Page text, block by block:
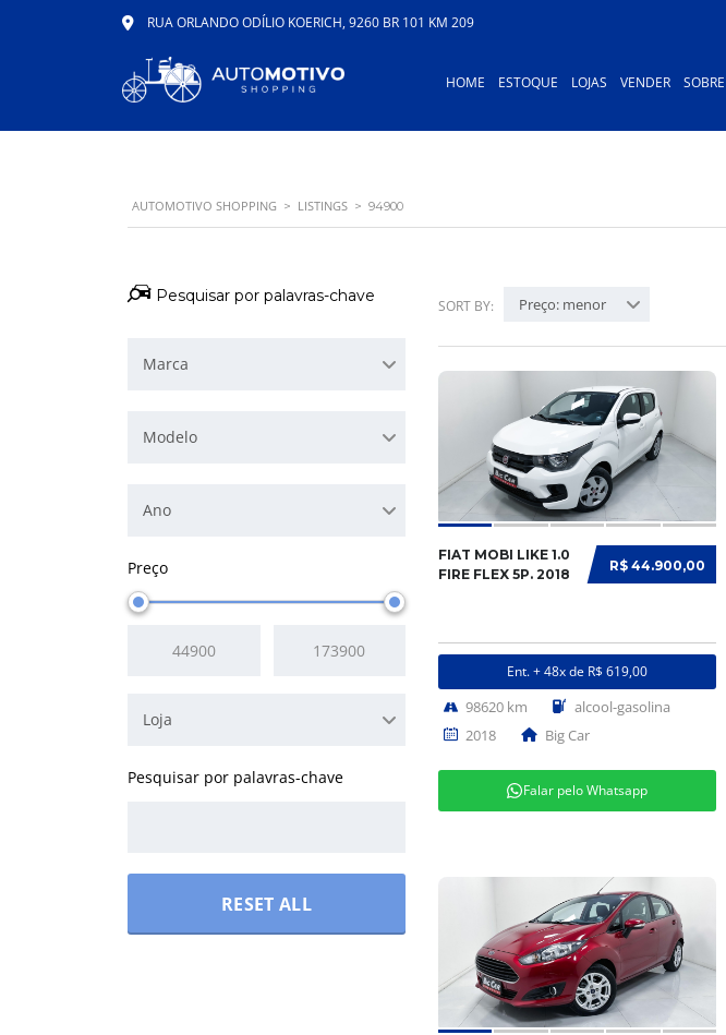
RUA ORLANDO ODÍLIO KOERICH, 9260 BR 101 KM 209
HOME ESTOQUE LOJAS VENDER SOBRE
AUTOMOTIVO SHOPPING > LISTINGS > 94900
Marca
Modelo
Ano
Preço
Loja
RESET ALL
SORT BY: Preço: menor
R$ 44.900,00
FIAT MOBI LIKE 1.0
FIRE FLEX 5P. 2018
Ent. + 48x de R$ 619,00
98620 km
alcool-gasolina
2018
Big Car
Falar pelo Whatsapp